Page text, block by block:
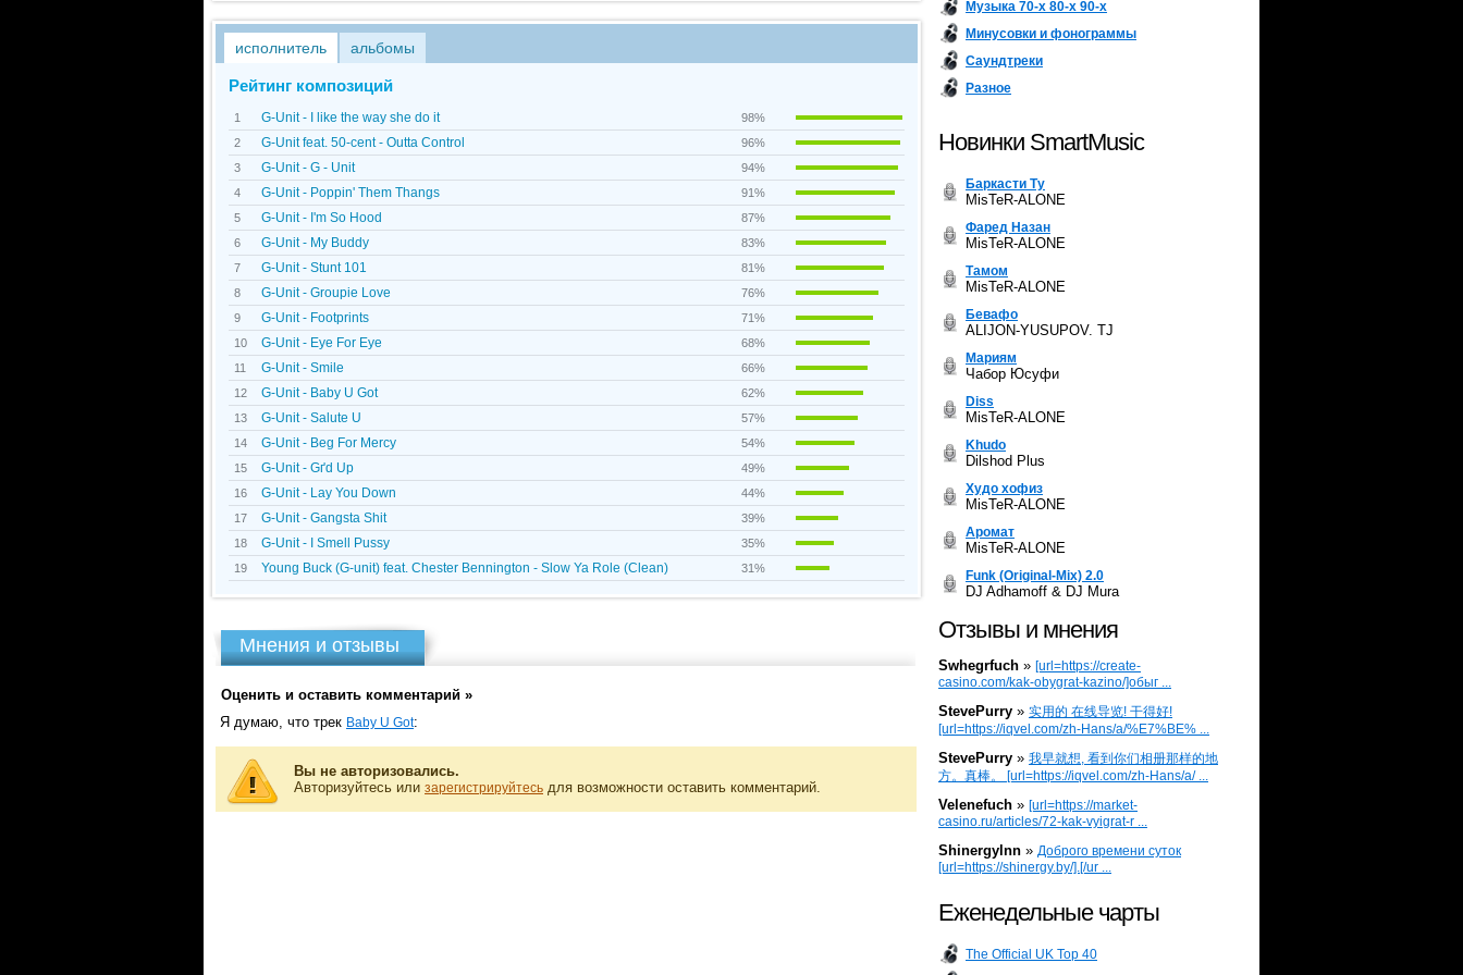
исполнитель альбомы
Рейтинг композиций
1 G-Unit - I like the way she do it
98%
2
G-Unit feat. 50-cent - Outta Control
96%
3
G-Unit - G - Unit
94%
4
G-Unit - Poppin' Them Thangs
91%
5
G-Unit - I'm So Hood
87%
6
G-Unit - My Buddy
83%
7
G-Unit - Stunt 101
81%
8
G-Unit - Groupie Love
76%
9
G-Unit - Footprints
71%
10
G-Unit - Eye For Eye
68%
11
G-Unit - Smile
66%
12
G-Unit - Baby U Got
62%
13
G-Unit - Salute U
57%
14
G-Unit - Beg For Mercy
54%
15
G-Unit - Gґd Up
49%
16
G-Unit - Lay You Down
44%
17
G-Unit - Gangsta Shit
39%
18
G-Unit - I Smell Pussy
35%
19
Young Buck (G-unit) feat. Chester Bennington - Slow Ya Role (Clean) 31%
Мнения и отзывы
Оценить и оставить комментарий »
Я думаю, что трек Baby U Got:
Вы не авторизовались.
Авторизуйтесь или зарегистрируйтесь для возможности оставить комментарий.
Музыка 70-х 80-х 90-х
Минусовки и фонограммы
Саундтреки
Разное
Новинки SmartMusic
Баркасти Ту
MisTeR-ALONE
Фаред Назан
MisTeR-ALONE
Тамом
MisTeR-ALONE
Бевафо
ALIJON-YUSUPOV. TJ
Мариям
Чабор Юсуфи
Diss
MisTeR-ALONE
Khudo
Dilshod Plus
Худо хофиз
MisTeR-ALONE
Аромат
MisTeR-ALONE
Funk (Original-Mix) 2.0
DJ Adhamoff & DJ Mura
Отзывы и мнения
Swhegrfuch » [url=https://create-
casino.com/kak-obygrat-kazino/]обыг ...
StevePurry » 实用的 在线导览! 干得好!
[url=https://iqvel.com/zh-Hans/a/%E7%BE% ...
StevePurry » 我早就想, 看到你们相册那样的地
方。真棒。 [url=https://iqvel.com/zh-Hans/a/ ...
Velenefuch » [url=https://market-
casino.ru/articles/72-kak-vyigrat-r ...
Shinergylnn » Доброго времени суток
[url=https://shinergy.by/].[/ur ...
Еженедельные чарты
The Official UK Top 40